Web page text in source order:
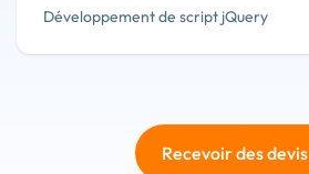
Développement de script jQuery
Recevoir des devis